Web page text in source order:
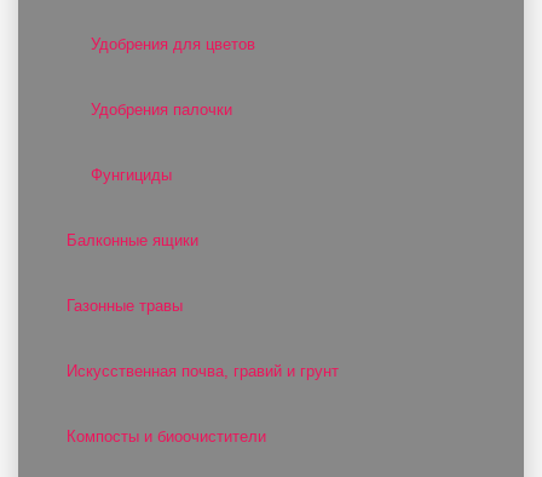
Удобрения для цветов
Удобрения палочки
Фунгициды
Балконные ящики
Газонные травы
Искусственная почва, гравий и грунт
Компосты и биоочистители